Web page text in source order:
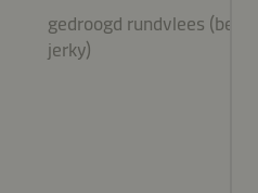
gedroogd rundvlees (beef
jerky)